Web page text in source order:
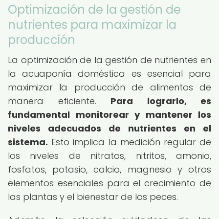
Optimización de la gestión de
nutrientes para maximizar la
producción
La optimización de la gestión de nutrientes en
la acuaponía doméstica es esencial para
maximizar la producción de alimentos de
manera eficiente. Para lograrlo, es
fundamental monitorear y mantener los
niveles adecuados de nutrientes en el
sistema. Esto implica la medición regular de
los niveles de nitratos, nitritos, amonio,
fosfatos, potasio, calcio, magnesio y otros
elementos esenciales para el crecimiento de
las plantas y el bienestar de los peces.